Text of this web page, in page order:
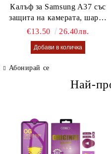
Калъф за Samsung A37 със
защита на камерата, шарен
калъф Lusi case
€13.50 26.40лв.
Абонирай се
Най-